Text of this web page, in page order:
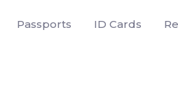
Passports ID Cards